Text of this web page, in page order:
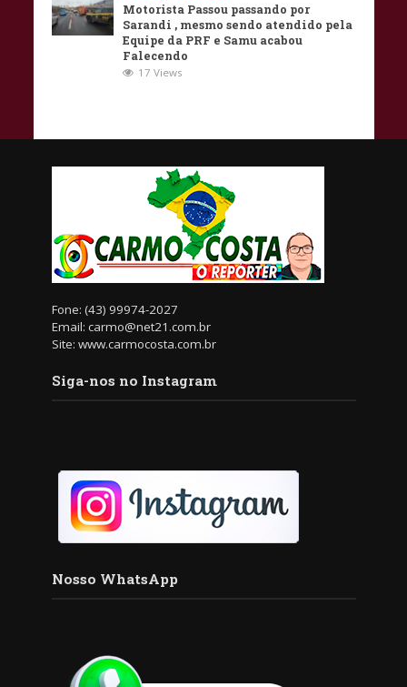
Motorista Passou passando por
Sarandi , mesmo sendo atendido pela
Equipe da PRF e Samu acabou
Falecendo
17 Views
Fone: (43) 99974-2027
Email: carmo@net21.com.br
Site: www.carmocosta.com.br
Siga-nos no Instagram
Nosso WhatsApp